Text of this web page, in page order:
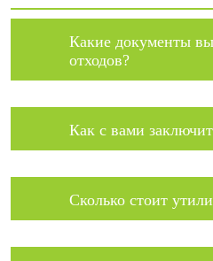
Какие документы
отходов?
Как с вами
Сколько стоит